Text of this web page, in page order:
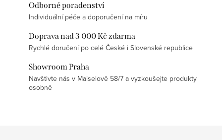
Odborné poradenství
Individuální péče a doporučení na míru
Doprava nad 3 000 Kč zdarma
Rychlé doručení po celé České i Slovenské republice
Showroom Praha
Navštivte nás v Maiselově 58/7 a vyzkoušejte produkty
osobně